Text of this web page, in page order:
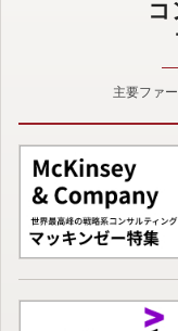
主要ファ